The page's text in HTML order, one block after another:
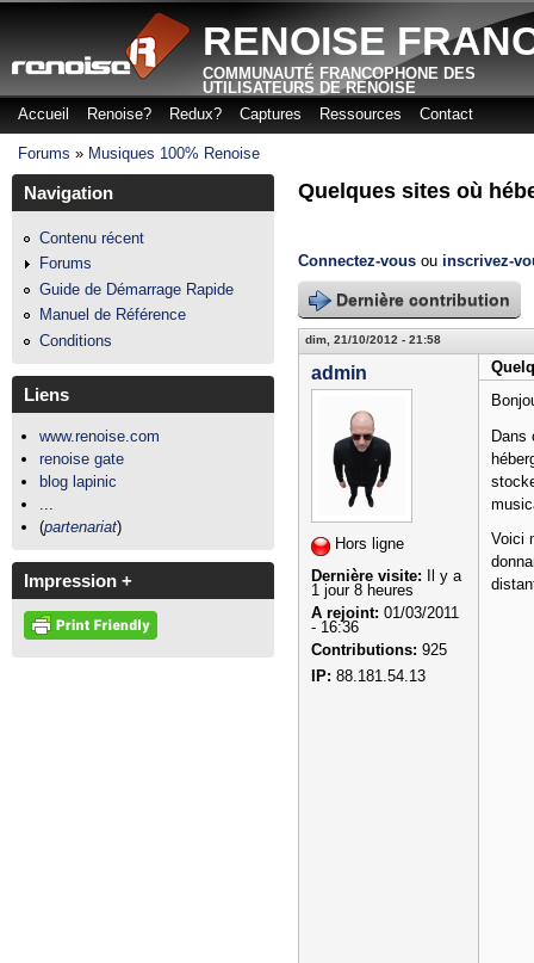
RENOISE
COMMUNAUTÉ FRANCOPHONE DES
UTILISATEURS DE RENOISE
Menu principal
Accueil Renoise? Redux? Captures Ressources Contact
Vous êtes ici
Forums » Musiques 100% Renoise
Quelques sites où
Connectez-vous ou inscrivez-
Dernière contribution
dim, 21/10/2012 - 21:58
admin
Hors ligne
Dernière visite: Il y a
1 jour 8 heures
A rejoint: 01/03/2011
- 16:36
Contributions: 925
IP: 88.181.54.13
Dans
Voici
Navigation
Contenu récent
Forums
Guide de Démarrage Rapide
Manuel de Référence
Conditions
Liens
www.renoise.com
renoise gate
blog lapinic
(partenariat)
Impression +